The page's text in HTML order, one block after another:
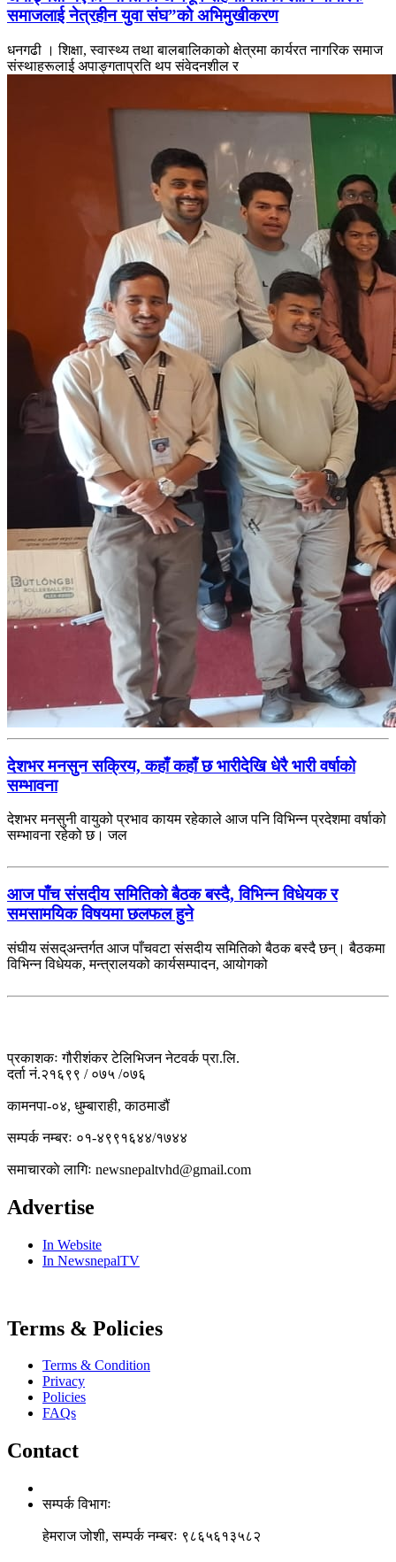
समाजलाई नेत्रहीन युवा संघ”को अभिमुखीकरण
धनगढी । शिक्षा, स्वास्थ्य तथा बालबालिकाको क्षेत्रमा कार्यरत नागरिक समाज
संस्थाहरूलाई अपाङ्गताप्रति थप संवेदनशील र
देशभर मनसुन सक्रिय, कहाँ कहाँ छ भारीदेखि धेरै भारी वर्षाको
सम्भावना
देशभर मनसुनी वायुको प्रभाव कायम रहेकाले आज पनि विभिन्न प्रदेशमा वर्षाको
सम्भावना रहेको छ। जल
आज पाँच संसदीय समितिको बैठक बस्दै, विभिन्न विधेयक र
समसामयिक विषयमा छलफल हुने
संघीय संसद्अन्तर्गत आज पाँचवटा संसदीय समितिको बैठक बस्दै छन्। बैठकमा
विभिन्न विधेयक, मन्त्रालयको कार्यसम्पादन, आयोगको
प्रकाशकः गौरीशंकर टेलिभिजन नेटवर्क प्रा.लि.
दर्ता नं.२१६९९ / ०७५ /०७६
कामनपा-०४, धुम्बाराही, काठमाडौं
सम्पर्क नम्बरः ०१-४९९१६४४/१७४४
समाचारकाे लागिः newsnepaltvhd@gmail.com
Advertise
In Website
In NewsnepalTV
Terms & Policies
Terms & Condition
Privacy
Policies
FAQs
Contact
सम्पर्क विभागः
हेमराज जोशी, सम्पर्क नम्बरः ९८६५६१३५८२